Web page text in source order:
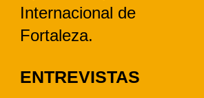
Internacional de
Fortaleza.
ENTREVISTAS